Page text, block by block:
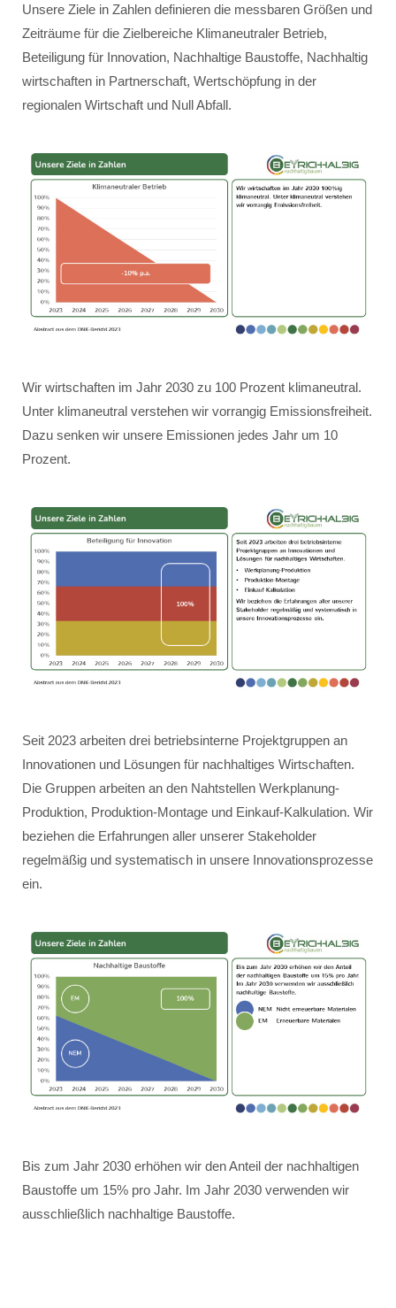
Unsere Ziele in Zahlen definieren die messbaren Größen und
Zeiträume für die Zielbereiche Klimaneutraler Betrieb,
Beteiligung für Innovation, Nachhaltige Baustoffe, Nachhaltig
wirtschaften in Partnerschaft, Wertschöpfung in der
regionalen Wirtschaft und Null Abfall.
Wir wirtschaften im Jahr 2030 zu 100 Prozent klimaneutral.
Unter klimaneutral verstehen wir vorrangig Emissionsfreiheit.
Dazu senken wir unsere Emissionen jedes Jahr um 10
Prozent.
Seit 2023 arbeiten drei betriebsinterne Projektgruppen an
Innovationen und Lösungen für nachhaltiges Wirtschaften.
Die Gruppen arbeiten an den Nahtstellen Werkplanung-
Produktion, Produktion-Montage und Einkauf-Kalkulation. Wir
beziehen die Erfahrungen aller unserer Stakeholder
regelmäßig und systematisch in unsere Innovationsprozesse
ein.
Bis zum Jahr 2030 erhöhen wir den Anteil der nachhaltigen
Baustoffe um 15% pro Jahr. Im Jahr 2030 verwenden wir
ausschließlich nachhaltige Baustoffe.